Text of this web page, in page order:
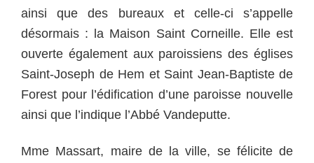
ainsi que des bureaux et celle-ci s’appelle
désormais : la Maison Saint Corneille. Elle est
ouverte également aux paroissiens des églises
Saint-Joseph de Hem et Saint Jean-Baptiste de
Forest pour l’édification d’une paroisse nouvelle
ainsi que l’indique l’Abbé Vandeputte.
Mme Massart, maire de la ville, se félicite de